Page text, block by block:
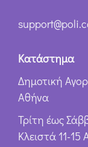
Κατάστημα
Δημοτική
Αθήνα
Τρίτη έως
Κλειστά 11-15